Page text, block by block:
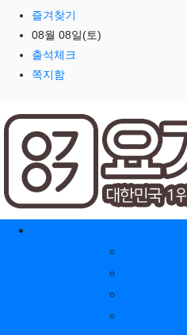
즐겨찾기
08월 08일(토)
출석체크
쪽지함
홈으로